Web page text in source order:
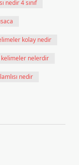
nedir 4 sınıf
kolay nedir
kelimeler nelerdir
nedir